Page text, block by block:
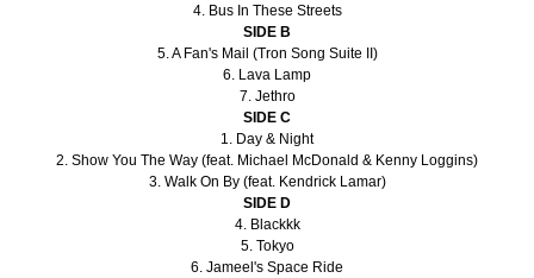
4. Bus In These Streets
SIDE B
5. A Fan's Mail (Tron Song Suite II)
6. Lava Lamp
7. Jethro
SIDE C
1. Day & Night
2. Show You The Way (feat. Michael McDonald & Kenny Loggins)
3. Walk On By (feat. Kendrick Lamar)
SIDE D
4. Blackkk
5. Tokyo
6. Jameel's Space Ride